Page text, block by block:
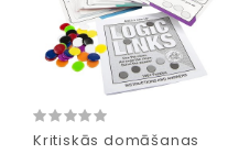
Kritiskās domāšanas